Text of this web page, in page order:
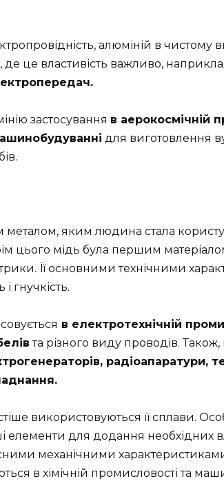
алюміній в чистому
де це властивість важливо,
застосування в аерокосмічній
для виготовлення
яким людина стала
цього мідь була першим
Її основними технічними
гнучкість.
в електротехнічній
та різного виду проводів.
радіоапаратури,
використовуються її сплави.
елементи для додання необхідних
механічними
в хімічній промисловості та